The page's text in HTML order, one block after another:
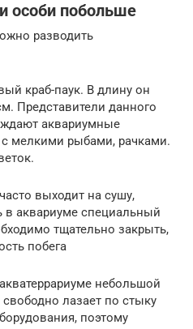
особи побольше
разводить
краб-паук. В длину он
Представители данного
аквариумные
с мелкими рыбами, рачками.
выходит на сушу,
в аквариуме специальный
тщательно закрыть,
побега
небольшой
лазает по стыку
поэтому